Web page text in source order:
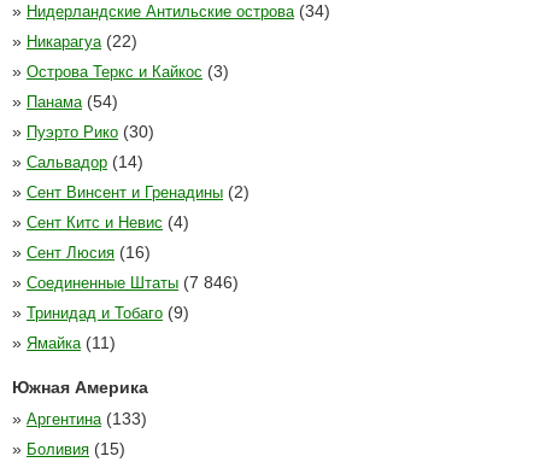
» Нидерландские Антильские острова (34)
» Никарагуа (22)
» Острова Теркс и Кайкос (3)
» Панама (54)
» Пуэрто Рико (30)
» Сальвадор (14)
» Сент Винсент и Гренадины (2)
» Сент Китс и Невис (4)
» Сент Люсия (16)
» Соединенные Штаты (7 846)
» Тринидад и Тобаго (9)
» Ямайка (11)
Южная Америка
» Аргентина (133)
» Боливия (15)